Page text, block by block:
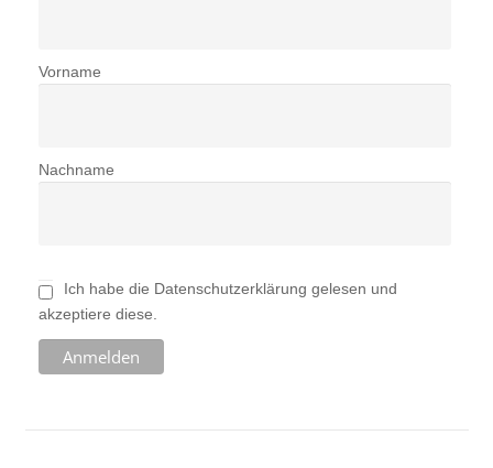
Vorname
Nachname
Ich habe die Datenschutzerklärung gelesen und
akzeptiere diese.